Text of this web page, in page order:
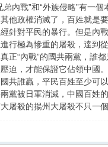
弟內戰”和“外族侵略”有一
他政權消滅了，百姓就是
針對平民的暴行。但是內
行極為慘重的屠殺，達到
正“內戰”的國共兩黨，誰
迫，才能保證它佔領中國
共誰贏，平民百姓至少可
黨被日軍消滅，中國百姓
屠殺的揚州大屠殺不只一